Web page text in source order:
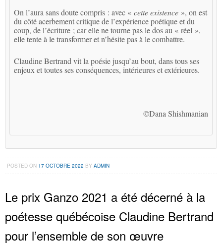
On l’aura sans doute compris : avec « cette existence », on est
du côté acerbement critique de l’expérience poétique et du
coup, de l’écriture ; car elle ne tourne pas le dos au « réel »,
elle tente à le transformer et n’hésite pas à le combattre.
Claudine Bertrand vit la poésie jusqu’au bout, dans tous ses
enjeux et toutes ses conséquences, intérieures et extérieures.
©Dana Shishmanian
POSTED ON 17 OCTOBRE 2022 BYADMIN
Le prix Ganzo 2021 a été décerné à la
poétesse québécoise Claudine Bertrand
pour l’ensemble de son œuvre